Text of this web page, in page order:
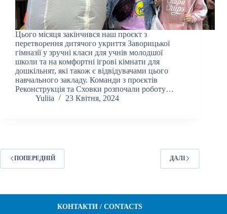
Цього місяця закінчився наш проєкт з
перетворення дитячого укриття Заворицької
гімназії у зручні класи для учнів молодшої
школи та на комфортні ігрові кімнати для
дошкільнят, які також є відвідувачами цього
навчального закладу. Команди з проєктів
Реконструкція та Сховки розпочали роботу…
Yuliia
23 Квітня, 2024
ПОПЕРЕДНІЙ ДАЛІ
КОНТАКТИ / CONTACTS